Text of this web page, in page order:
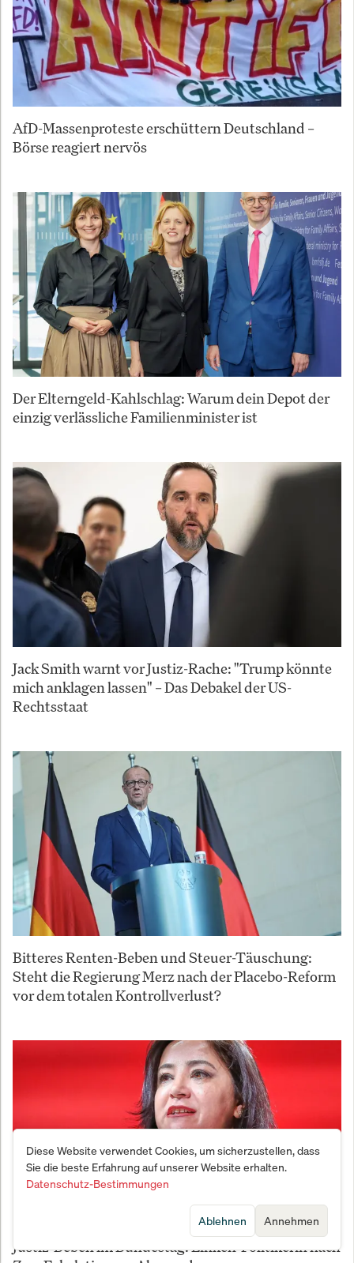
AfD-Massenproteste erschüttern Deutschland –
Börse reagiert nervös
Der Elterngeld-Kahlschlag: Warum dein Depot der
einzig verlässliche Familienminister ist
Jack Smith warnt vor Justiz-Rache: "Trump könnte
mich anklagen lassen" – Das Debakel der US-
Rechtsstaat
Bitteres Renten-Beben und Steuer-Täuschung:
Steht die Regierung Merz nach der Placebo-Reform
vor dem totalen Kontrollverlust?
Justiz-Beben im Bundestag: Linken-Politikerin nach
Diese Website verwendet Cookies, um sicherzustellen, dass
Sie die beste Erfahrung auf unserer Website erhalten.
Datenschutz-Bestimmungen
Annehmen
Ablehnen